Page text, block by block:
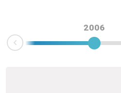
2006